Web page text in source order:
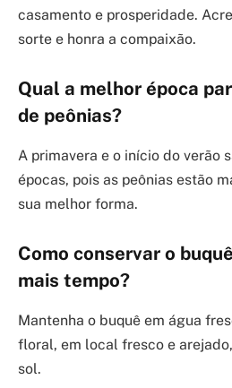
casamento e prosperidade.
sorte e honra a compaixão.
Qual a melhor época
de peônias?
A primavera e o início do verão
épocas, pois as peônias estão
sua melhor forma.
Como conservar o
mais tempo?
Mantenha o buquê em água
floral, em local fresco e
sol.